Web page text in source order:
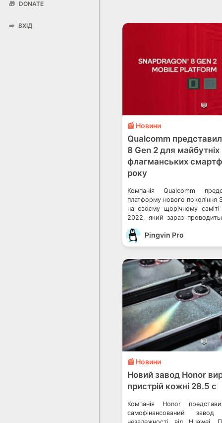
🎁 DONATE
➡️ ВХІД
💬
📰 Новини
Qualcomm
8 Gen 2 для майбутніх
флагманських
року
Компанія Qualcomm
платформу нового покоління
на своєму щорічному
2022, який зараз
націлена на
вдосконаленого штучного
підключення. ШІ виходить
Snapdragon 8 Gen 2 […]
Pingvin Pro
💬
📰 Новини
Новий завод Honor
пристрій кожні 28.5 с
Компанія Honor
самофінансований